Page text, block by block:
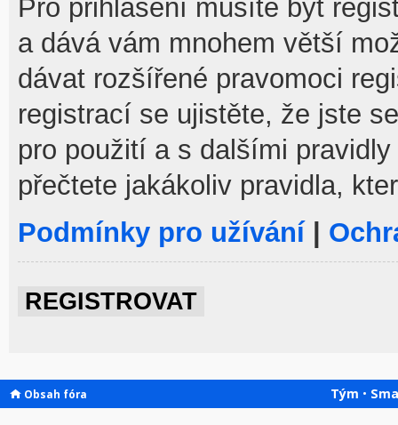
Pro přihlášení musíte být
a dává vám mnohem větší
dávat rozšířené pravomoci
registrací se ujistěte, že jste
pro použití a s dalšími
přečtete jakákoliv pravidla,
Podmínky pro užívání|
REGISTROVAT
Obsah fóra Tým •